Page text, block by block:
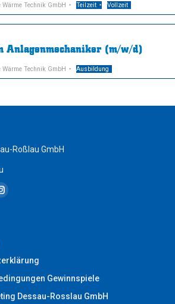
Wärme Technik GmbH Teilzeit Vollzeit
Anlagenmechaniker (m/w/d)
Wärme Technik GmbH Ausbildung
Roßlau GmbH
Instagram
new
window
Gewinnspiele
Dessau-Rosslau GmbH